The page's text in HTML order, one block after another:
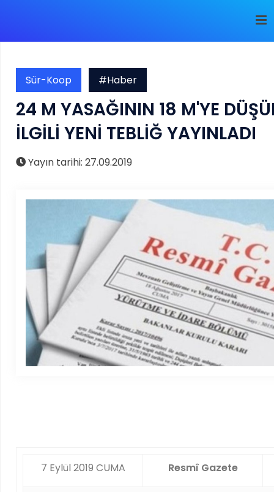
Sür-Koop #Haber
24 M YASAĞININ 18 M'YE
İLGİLİ YENİ TEBLİĞ YAYINLADI
Yayın tarihi: 27.09.2019
7 Eylül 2019 CUMA Resmî Gazete